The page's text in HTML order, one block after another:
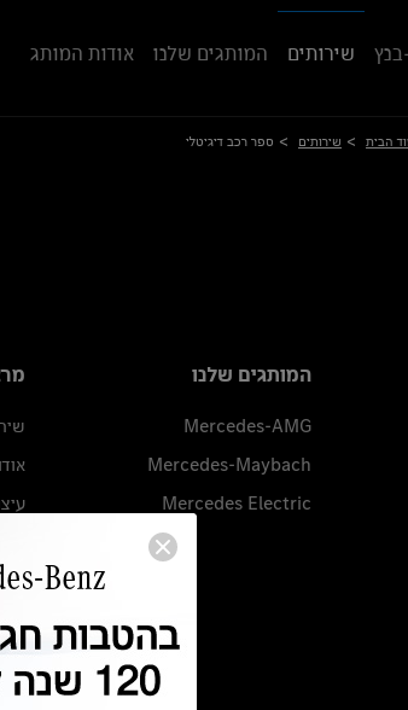
שירותים המותגים שלנו אודות המותג
הבית > שירותים > ספר רכב דיגיטלי
המותגים שלנו
Mercedes-AMG
Mercedes-Maybach
Mercedes Electric